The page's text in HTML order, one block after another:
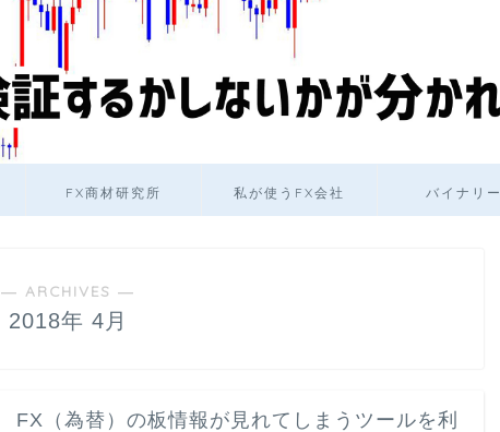
FX商材研究所 私が使うFX会社 バイナリー
― ARCHIVES ―
2018年 4月
FX（為替）の板情報が見れてしまうツールを利